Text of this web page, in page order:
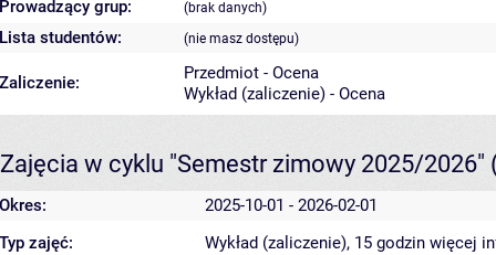
Prowadzący grup: (brak danych)
Lista studentów: (nie masz dostępu)
Zaliczenie:
Przedmiot - Ocena
Wykład (zaliczenie) - Ocena
Zajęcia w cyklu "Semestr zimowy 2025/2026"
Okres:
2025-10-01 - 2026-02-01
Typ zajęć:
Wykład (zaliczenie), 15 godzin więcej